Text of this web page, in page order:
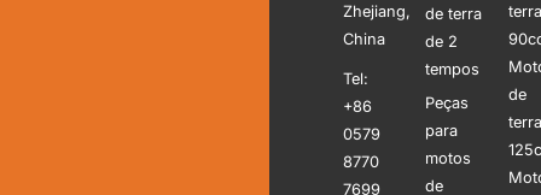
Zhejiang,
China
Tel:
+86
0579
8770
7699
de terra
de 2
tempos
Peças
para
motos
de
terra
de
terra